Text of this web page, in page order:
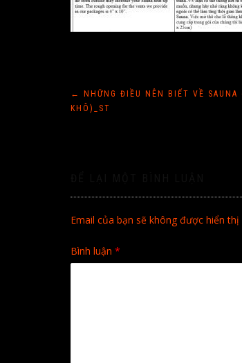
Điều
←
NHỮNG ĐIỀU NÊN BIẾT VỀ SAUNA
KHÔ)_ST
Email của bạn sẽ không được hiển thị
Bình luận *